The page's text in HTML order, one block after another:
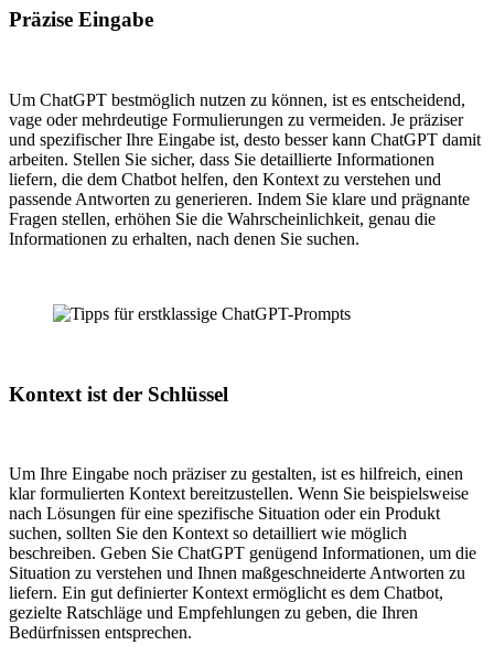
Präzise Eingabe
Um ChatGPT bestmöglich nutzen zu können, ist es entscheidend,
vage oder mehrdeutige Formulierungen zu vermeiden. Je präziser
und spezifischer Ihre Eingabe ist, desto besser kann ChatGPT damit
arbeiten. Stellen Sie sicher, dass Sie detaillierte Informationen
liefern, die dem Chatbot helfen, den Kontext zu verstehen und
passende Antworten zu generieren. Indem Sie klare und prägnante
Fragen stellen, erhöhen Sie die Wahrscheinlichkeit, genau die
Informationen zu erhalten, nach denen Sie suchen.
Kontext ist der Schlüssel
Um Ihre Eingabe noch präziser zu gestalten, ist es hilfreich, einen
klar formulierten Kontext bereitzustellen. Wenn Sie beispielsweise
nach Lösungen für eine spezifische Situation oder ein Produkt
suchen, sollten Sie den Kontext so detailliert wie möglich
beschreiben. Geben Sie ChatGPT genügend Informationen, um die
Situation zu verstehen und Ihnen maßgeschneiderte Antworten zu
liefern. Ein gut definierter Kontext ermöglicht es dem Chatbot,
gezielte Ratschläge und Empfehlungen zu geben, die Ihren
Bedürfnissen entsprechen.